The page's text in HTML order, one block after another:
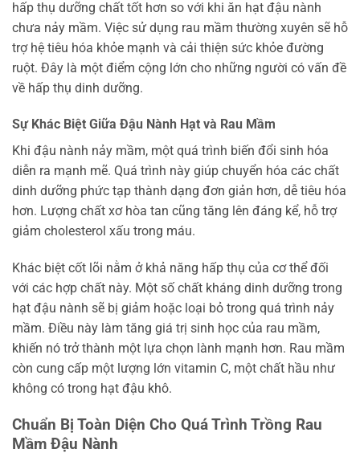
hấp thụ dưỡng chất tốt hơn so với khi ăn hạt đậu nành
chưa nảy mầm. Việc sử dụng rau mầm thường xuyên sẽ hỗ
trợ hệ tiêu hóa khỏe mạnh và cải thiện sức khỏe đường
ruột. Đây là một điểm cộng lớn cho những người có vấn đề
về hấp thụ dinh dưỡng.
Sự Khác Biệt Giữa Đậu Nành Hạt và Rau Mầm
Khi đậu nành nảy mầm, một quá trình biến đổi sinh hóa
diễn ra mạnh mẽ. Quá trình này giúp chuyển hóa các chất
dinh dưỡng phức tạp thành dạng đơn giản hơn, dễ tiêu hóa
hơn. Lượng chất xơ hòa tan cũng tăng lên đáng kể, hỗ trợ
giảm cholesterol xấu trong máu.
Khác biệt cốt lõi nằm ở khả năng hấp thụ của cơ thể đối
với các hợp chất này. Một số chất kháng dinh dưỡng trong
hạt đậu nành sẽ bị giảm hoặc loại bỏ trong quá trình nảy
mầm. Điều này làm tăng giá trị sinh học của rau mầm,
khiến nó trở thành một lựa chọn lành mạnh hơn. Rau mầm
còn cung cấp một lượng lớn vitamin C, một chất hầu như
không có trong hạt đậu khô.
Chuẩn Bị Toàn Diện Cho Quá Trình Trồng Rau
Mầm Đậu Nành